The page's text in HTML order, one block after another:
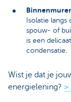
Isolatie
spouw- of
is een
condensatie.
Wist je dat je
energielening? >